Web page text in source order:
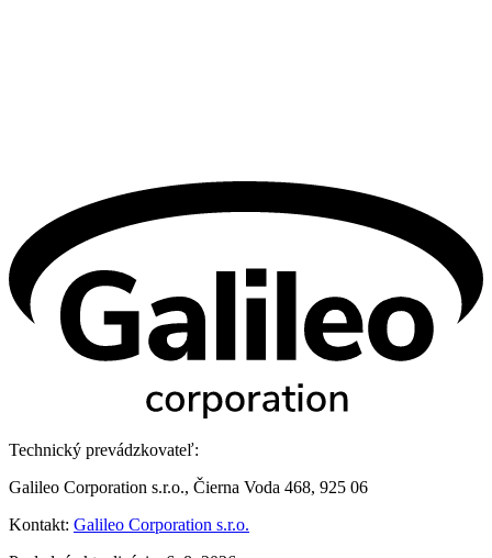
Technický prevádzkovateľ:
Galileo Corporation s.r.o., Čierna Voda 468, 925 06
Kontakt: Galileo Corporation s.r.o.